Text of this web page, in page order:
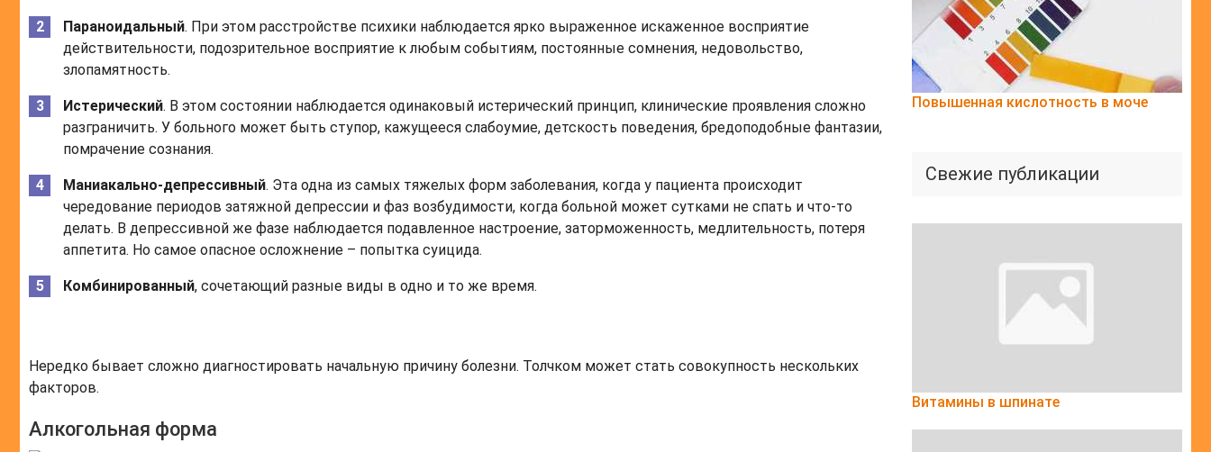
Параноидальный. При этом расстройстве психики наблюдается ярко выраженное искаженное восприятие
действительности, подозрительное восприятие к любым событиям, постоянные сомнения, недовольство,
злопамятность.
Истерический. В этом состоянии наблюдается одинаковый истерический принцип, клинические проявления сложно
разграничить. У больного может быть ступор, кажущееся слабоумие, детскость поведения, бредоподобные фантазии,
помрачение сознания.
Маниакально-депрессивный. Эта одна из самых тяжелых форм заболевания, когда у пациента происходит
чередование периодов затяжной депрессии и фаз возбудимости, когда больной может сутками не спать и что-то
делать. В депрессивной же фазе наблюдается подавленное настроение, заторможенность, медлительность, потеря
аппетита. Но самое опасное осложнение – попытка суицида.
Комбинированный, сочетающий разные виды в одно и то же время.
Нередко бывает сложно диагностировать начальную причину болезни. Толчком может стать совокупность нескольких
факторов.
Алкогольная форма
Повышенная кислотность в моче
Свежие публикации
Витамины в шпинате